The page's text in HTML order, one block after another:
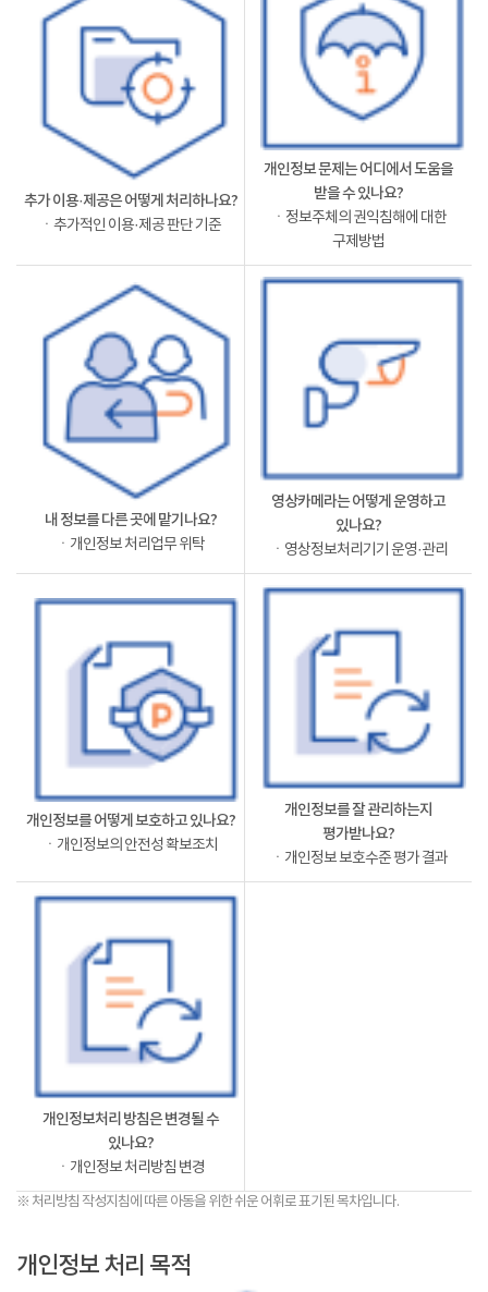
추가 이용·제공은 어떻게 처리하나요?
ㆍ추가적인 이용·제공 판단 기준
개인정보 문제는 어디에서 도움을
받을 수 있나요?
ㆍ정보주체의 권익침해에 대한
구제방법
내 정보를 다른 곳에 맡기나요?
ㆍ개인정보 처리업무 위탁
영상카메라는 어떻게 운영하고
있나요?
ㆍ영상정보처리기기 운영·관리
개인정보를 어떻게 보호하고 있나요?
ㆍ개인정보의 안전성 확보조치
개인정보를 잘 관리하는지
평가받나요?
ㆍ개인정보 보호수준 평가 결과
개인정보처리 방침은 변경될 수
있나요?
ㆍ개인정보 처리방침 변경
※ 처리방침 작성지침에 따른 아동을 위한 쉬운 어휘로 표기된 목차입니다.
개인정보 처리 목적